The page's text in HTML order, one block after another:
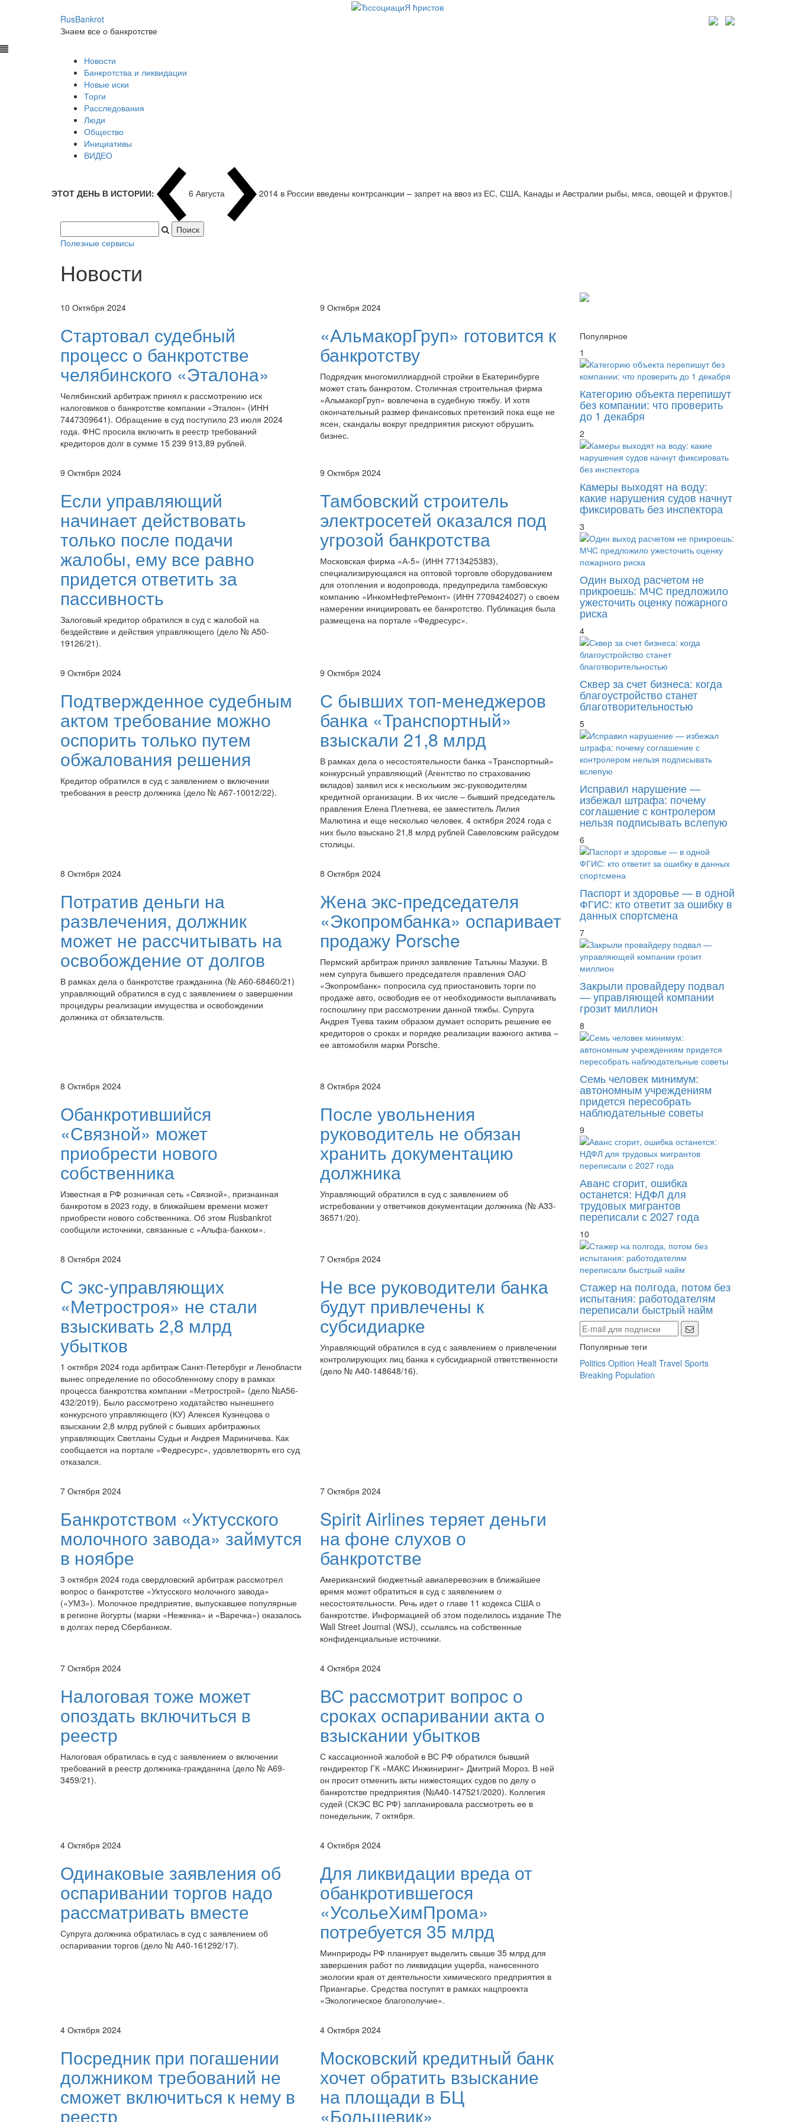
RusBankrot
Знаем все о банкротстве
Новости
Банкротства и ликвидации
Новые иски
Торги
Расследования
Люди
Общество
Инициативы
ВИДЕО
ЭТОТ ДЕНЬ В ИСТОРИИ: 6 Августа 2014 в России введены контрсанкции – запрет на ввоз из ЕС, США, Канады и Австралии рыбы, мяса, овощей и фруктов.|
Полезные сервисы
Новости
10 Октября 2024
Стартовал судебный
процесс о банкротстве
челябинского «Эталона»
Челябинский арбитраж принял к рассмотрению иск
налоговиков о банкротстве компании «Эталон» (ИНН
7447309641). Обращение в суд поступило 23 июля 2024
года. ФНС просила включить в реестр требований
кредиторов долг в сумме 15 239 913,89 рублей.
9 Октября 2024
«АльмакорГруп» готовится к
банкротству
Подрядчик многомиллиардной стройки в Екатеринбурге
может стать банкротом. Столичная строительная фирма
«АльмакорГруп» вовлечена в судебную тяжбу. И хотя
окончательный размер финансовых претензий пока еще не
ясен, скандалы вокруг предприятия рискуют обрушить
бизнес.
9 Октября 2024
Если управляющий
начинает действовать
только после подачи
жалобы, ему все равно
придется ответить за
пассивность
Залоговый кредитор обратился в суд с жалобой на
бездействие и действия управляющего (дело № А50-
19126/21).
9 Октября 2024
Тамбовский строитель
электросетей оказался под
угрозой банкротства
Московская фирма «А-5» (ИНН 7713425383),
специализирующаяся на оптовой торговле оборудованием
для отопления и водопровода, предупредила тамбовскую
компанию «ИнкомНефтеРемонт» (ИНН 7709424027) о своем
намерении инициировать ее банкротство. Публикация была
размещена на портале «Федресурс».
9 Октября 2024
Подтвержденное судебным
актом требование можно
оспорить только путем
обжалования решения
Кредитор обратился в суд с заявлением о включении
требования в реестр должника (дело № А67-10012/22).
9 Октября 2024
С бывших топ-менеджеров
банка «Транспортный»
взыскали 21,8 млрд
В рамках дела о несостоятельности банка «Транспортный»
конкурсный управляющий (Агентство по страхованию
вкладов) заявил иск к нескольким экс-руководителям
кредитной организации. В их числе – бывший председатель
правления Елена Плетнева, ее заместитель Лилия
Малютина и еще несколько человек. 4 октября 2024 года с
них было взыскано 21,8 млрд рублей Савеловским райсудом
столицы.
8 Октября 2024
Потратив деньги на
развлечения, должник
может не рассчитывать на
освобождение от долгов
В рамках дела о банкротстве гражданина (№ А60-68460/21)
управляющий обратился в суд с заявлением о завершении
процедуры реализации имущества и освобождении
должника от обязательств.
8 Октября 2024
Жена экс-председателя
«Экопромбанка» оспаривает
продажу Porsche
Пермский арбитраж принял заявление Татьяны Мазуки. В
нем супруга бывшего председателя правления ОАО
«Экопромбанк» попросила суд приостановить торги по
продаже авто, освободив ее от необходимости выплачивать
госпошлину при рассмотрении данной тяжбы. Супруга
Андрея Туева таким образом думает оспорить решение ее
кредиторов о сроках и порядке реализации важного актива –
ее автомобиля марки Porsche.
8 Октября 2024
Обанкротившийся
«Связной» может
приобрести нового
собственника
Известная в РФ розничная сеть «Связной», признанная
банкротом в 2023 году, в ближайшем времени может
приобрести нового собственника. Об этом Rusbankrot
сообщили источники, связанные с «Альфа-банком».
8 Октября 2024
После увольнения
руководитель не обязан
хранить документацию
должника
Управляющий обратился в суд с заявлением об
истребовании у ответчиков документации должника (№ А33-
36571/20).
8 Октября 2024
С экс-управляющих
«Метростроя» не стали
взыскивать 2,8 млрд
убытков
1 октября 2024 года арбитраж Санкт-Петербург и Ленобласти
вынес определение по обособленному спору в рамках
процесса банкротства компании «Метрострой» (дело №А56-
432/2019). Было рассмотрено ходатайство нынешнего
конкурсного управляющего (КУ) Алексея Кузнецова о
взыскании 2,8 млрд рублей с бывших арбитражных
управляющих Светланы Судьи и Андрея Мариничева. Как
сообщается на портале «Федресурс», удовлетворять его суд
отказался.
7 Октября 2024
Не все руководители банка
будут привлечены к
субсидиарке
Управляющий обратился в суд с заявлением о привлечении
контролирующих лиц банка к субсидиарной ответственности
(дело № А40-148648/16).
7 Октября 2024
Банкротством «Уктусского
молочного завода» займутся
в ноябре
3 октября 2024 года свердловский арбитраж рассмотрел
вопрос о банкротстве «Уктусского молочного завода»
(«УМЗ»). Молочное предприятие, выпускавшее популярные
в регионе йогурты (марки «Неженка» и «Варечка») оказалось
в долгах перед Сбербанком.
7 Октября 2024
Spirit Airlines теряет деньги
на фоне слухов о
банкротстве
Американский бюджетный авиаперевозчик в ближайшее
время может обратиться в суд с заявлением о
несостоятельности. Речь идет о главе 11 кодекса США о
банкротстве. Информацией об этом поделилось издание The
Wall Street Journal (WSJ), ссылаясь на собственные
конфиденциальные источники.
7 Октября 2024
Налоговая тоже может
опоздать включиться в
реестр
Налоговая обратилась в суд с заявлением о включении
требований в реестр должника-гражданина (дело № А69-
3459/21).
4 Октября 2024
ВС рассмотрит вопрос о
сроках оспаривании акта о
взыскании убытков
С кассационной жалобой в ВС РФ обратился бывший
гендиректор ГК «МАКС Инжиниринг» Дмитрий Мороз. В ней
он просит отменить акты нижестоящих судов по делу о
банкротстве предприятия (№А40-147521/2020). Коллегия
судей (СКЭС ВС РФ) запланировала рассмотреть ее в
понедельник, 7 октября.
4 Октября 2024
Одинаковые заявления об
оспаривании торгов надо
рассматривать вместе
Супруга должника обратилась в суд с заявлением об
оспаривании торгов (дело № А40-161292/17).
4 Октября 2024
Для ликвидации вреда от
обанкротившегося
«УсольеХимПрома»
потребуется 35 млрд
Минприроды РФ планирует выделить свыше 35 млрд для
завершения работ по ликвидации ущерба, нанесенного
экологии края от деятельности химического предприятия в
Приангарье. Средства поступят в рамках нацпроекта
«Экологическое благополучие».
4 Октября 2024
Посредник при погашении
должником требований не
сможет включиться к нему в
реестр
4 Октября 2024
Московский кредитный банк
хочет обратить взыскание
на площади в БЦ
«Большевик»
Популярное
1
Категорию объекта перепишут
без компании: что проверить
до 1 декабря
2
Камеры выходят на воду:
какие нарушения судов начнут
фиксировать без инспектора
3
Один выход расчетом не
прикроешь: МЧС предложило
ужесточить оценку пожарного
риска
4
Сквер за счет бизнеса: когда
благоустройство станет
благотворительностью
5
Исправил нарушение —
избежал штрафа: почему
соглашение с контролером
нельзя подписывать вслепую
6
Паспорт и здоровье — в одной
ФГИС: кто ответит за ошибку в
данных спортсмена
7
Закрыли провайдеру подвал
— управляющей компании
грозит миллион
8
Семь человек минимум:
автономным учреждениям
придется пересобрать
наблюдательные советы
9
Аванс сгорит, ошибка
останется: НДФЛ для
трудовых мигрантов
переписали с 2027 года
10
Стажер на полгода, потом без
испытания: работодателям
переписали быстрый найм
Популярные теги
Politics Opition Healt Travel Sports
Breaking Population